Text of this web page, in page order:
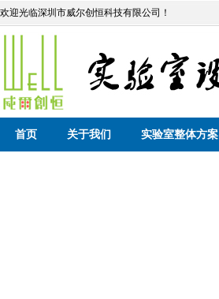
欢迎光临深圳市威尔创恒科技有限公司！
首页 关于我们 实验室整体方案